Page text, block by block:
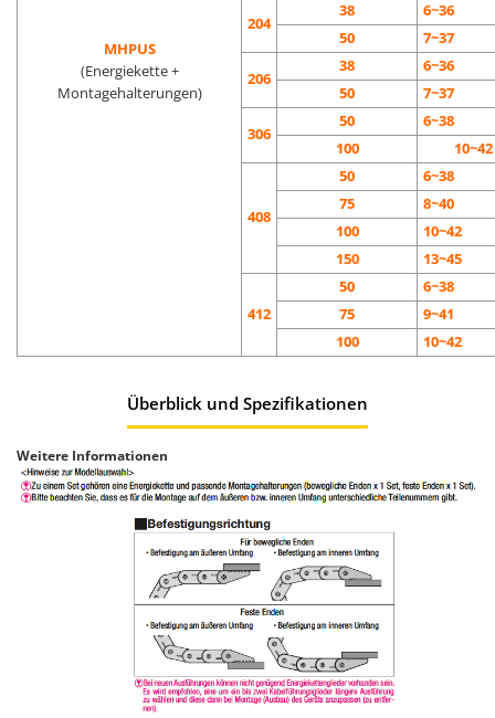
MHPUS
(Energiekette +
Montagehalterungen)
204
38
6~36
50
7~37
206
38
6~36
50
7~37
306
50
6~38
100
10~42
408
50
6~38
75
8~40
100
10~42
150
13~45
412
50
6~38
75
9~41
100
10~42
Überblick und Spezifikationen
Weitere Informationen